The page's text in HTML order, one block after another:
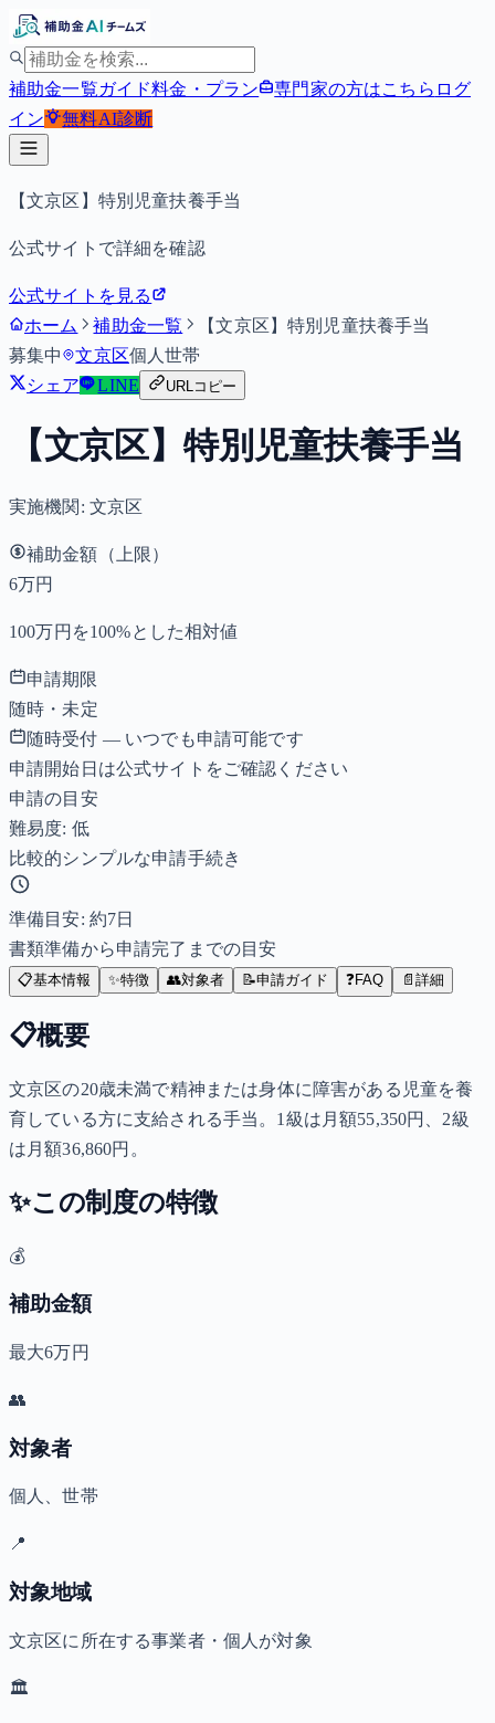
補助金一覧ガイド料金・プラン 専門家の方はこちら ログ
イン
無料AI診断
【文京区】特別児童扶養手当
公式サイトで詳細を確認
公式サイトを見る
ホーム
補助金一覧
【文京区】特別児童扶養手当
募集中
文京区個人世帯
シェア
LINE URLコピー
【文京区】特別児童扶養手当
実施機関: 文京区
補助金額（上限）
6万円
100万円を100%とした相対値
申請期限
随時・未定
随時受付 — いつでも申請可能です
申請開始日は公式サイトをご確認ください
申請の目安
難易度: 低
比較的シンプルな申請手続き
準備目安: 約7日
書類準備から申請完了までの目安
📋基本情報 ✨特徴 👥対象者 📝申請ガイド ❓FAQ 📄 詳細
📋概要
文京区の20歳未満で精神または身体に障害がある児童を養
育している方に支給される手当。1級は月額55,350円、2級
は月額36,860円。
✨この制度の特徴
💰
補助金額
最大6万円
👥
対象者
個人、世帯
📍
対象地域
文京区に所在する事業者・個人が対象
🏛️